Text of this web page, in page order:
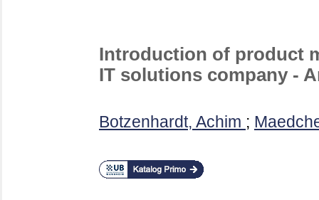
Introduction of product
IT solutions company -
Botzenhardt, Achim ;